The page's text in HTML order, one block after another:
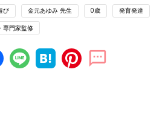
び 金元あゆみ 先生 0歳 発育発達
専門家監修